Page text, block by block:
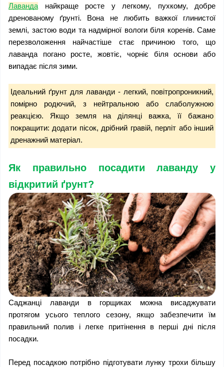
Лаванда найкраще росте у легкому, пухкому, добре
дренованому ґрунті. Вона не любить важкої глинистої
землі, застою води та надмірної вологи біля коренів. Саме
перезволоження найчастіше стає причиною того, що
лаванда погано росте, жовтіє, чорніє біля основи або
випадає після зими.
Ідеальний ґрунт для лаванди - легкий, повітропроникний,
помірно родючий, з нейтральною або слаболужною
реакцією. Якщо земля на ділянці важка, її бажано
покращити: додати пісок, дрібний гравій, перліт або інший
дренажний матеріал.
Як правильно посадити лаванду у
відкритий ґрунт?
Саджанці лаванди в горщиках можна висаджувати
протягом усього теплого сезону, якщо забезпечити їм
правильний полив і легке притінення в перші дні після
посадки.
Перед посадкою потрібно підготувати лунку трохи більшу